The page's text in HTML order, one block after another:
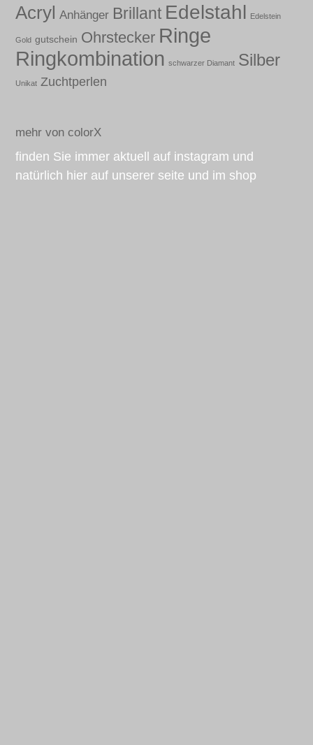
Acryl Anhänger Brillant Edelstahl Edelstein
Gold gutschein Ohrstecker Ringe
Ringkombination schwarzer Diamant Silber
Unikat Zuchtperlen
mehr von colorX
finden Sie immer aktuell auf instagram und
natürlich hier auf unserer seite und im shop